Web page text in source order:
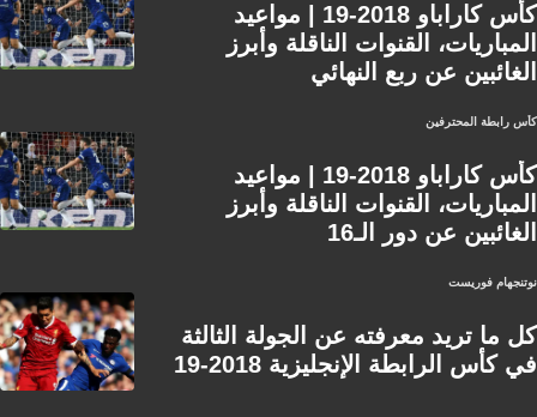
كأس كاراباو 2018-19 | مواعيد
المباريات، القنوات الناقلة وأبرز
الغائبين عن ربع النهائي
كأس رابطة المحترفين
كأس كاراباو 2018-19 | مواعيد
المباريات، القنوات الناقلة وأبرز
الغائبين عن دور الـ16
نوتنجهام فوريست
كل ما تريد معرفته عن الجولة الثالثة
في كأس الرابطة الإنجليزية 2018-19